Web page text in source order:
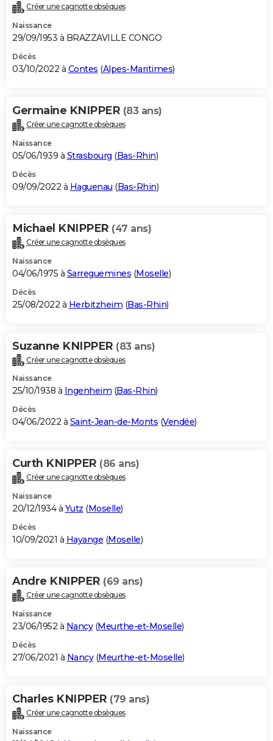
Créer une cagnotte obsèques
Naissance
29/09/1953 à BRAZZAVILLE CONGO
Décès
03/10/2022 à Contes (Alpes-Maritimes)
Germaine KNIPPER (83 ans)
Créer une cagnotte obsèques
Naissance
05/06/1939 à Strasbourg (Bas-Rhin)
Décès
09/09/2022 à Haguenau (Bas-Rhin)
Michael KNIPPER (47 ans)
Créer une cagnotte obsèques
Naissance
04/06/1975 à Sarreguemines (Moselle)
Décès
25/08/2022 à Herbitzheim (Bas-Rhin)
Suzanne KNIPPER (83 ans)
Créer une cagnotte obsèques
Naissance
25/10/1938 à Ingenheim (Bas-Rhin)
Décès
04/06/2022 à Saint-Jean-de-Monts (Vendée)
Curth KNIPPER (86 ans)
Créer une cagnotte obsèques
Naissance
20/12/1934 à Yutz (Moselle)
Décès
10/09/2021 à Hayange (Moselle)
Andre KNIPPER (69 ans)
Créer une cagnotte obsèques
Naissance
23/06/1952 à Nancy(Meurthe-et-Moselle)
Décès
27/06/2021 à Nancy(Meurthe-et-Moselle)
Charles KNIPPER (79 ans)
Créer une cagnotte obsèques
Naissance